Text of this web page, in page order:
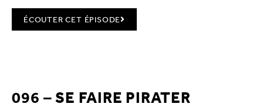
ÉCOUTER CET ÉPISODE
096 – SE FAIRE PIRATER